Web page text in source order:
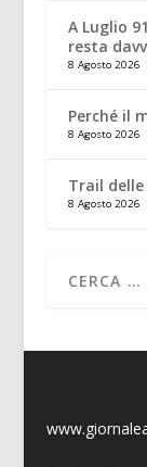
A Luglio
resta
8 Agosto 2026
Perché il
8 Agosto 2026
Trail
8 Agosto 2026